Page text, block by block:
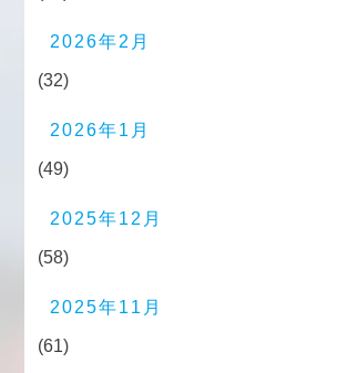
2026年2月
(32)
2026年1月
(49)
2025年12月
(58)
2025年11月
(61)